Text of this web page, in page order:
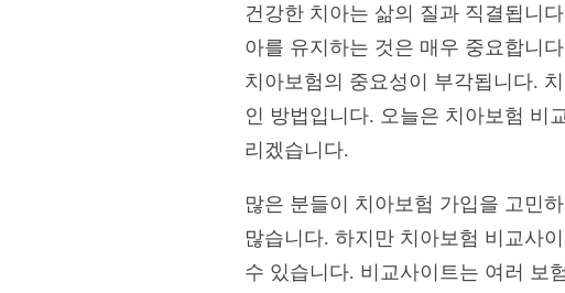
건강한 치아는 삶의 질과 직결됩니
아를 유지하는 것은 매우 중요합니
치아보험의 중요성이 부각됩니다.
인 방법입니다. 오늘은 치아보험 비
리겠습니다.
많은 분들이 치아보험 가입을 고민
많습니다. 하지만 치아보험 비교사
수 있습니다. 비교사이트는 여러 보